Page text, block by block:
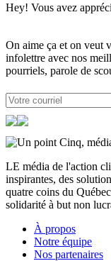
Hey! Vous avez
On aime ça et on veut
infolettre avec nos
pourriels, parole de
LE média de l'action
inspirantes, des
quatre coins du
solidarité à but non
À propos
Notre équipe
Nos partenaires